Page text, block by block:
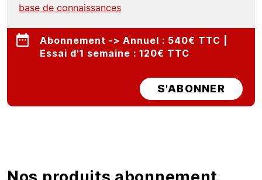
base de connaissances
Abonnement -> Annuel : 540€ TTC |
Essai d'1 semaine : 120€ TTC
S'ABONNER